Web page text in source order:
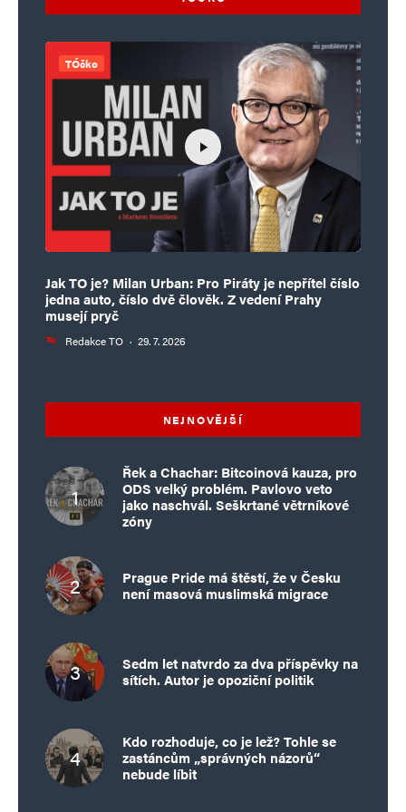
TÓčko
Jak TO je? Milan Urban: Pro Piráty je nepřítel číslo
jedna auto, číslo dvě člověk. Z vedení Prahy
musejí pryč
Redakce TO · 29. 7. 2026
NEJNOVĚJŠÍ
Řek a Chachar: Bitcoinová kauza, pro
ODS velký problém. Pavlovo veto
jako naschvál. Seškrtané větrníkové
zóny
Prague Pride má štěstí, že v Česku
není masová muslimská migrace
Sedm let natvrdo za dva příspěvky na
sítích. Autor je opoziční politik
Kdo rozhoduje, co je lež? Tohle se
zastáncům „správných názorů“
nebude líbit